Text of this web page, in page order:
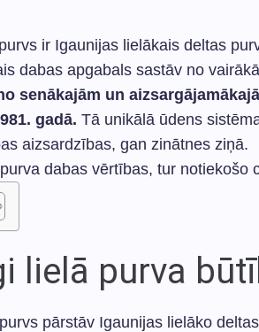
ir Igaunijas lielākais deltas
dabas apgabals sastāv no
senākajām un
gadā. Tā unikālā ūdens
aizsardzības, gan zinātnes ziņā.
dabas vērtības, tur
lielā purva
pārstāv Igaunijas lielāko